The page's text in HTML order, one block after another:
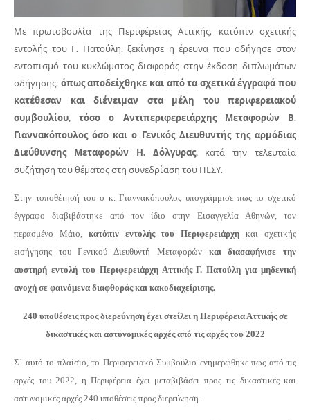
Με πρωτοβουλία της Περιφέρειας Αττικής, κατόπιν σχετικής
εντολής του Γ. Πατούλη, ξεκίνησε η έρευνα που οδήγησε στον
εντοπισμό του κυκλώματος διαφοράς στην έκδοση διπλωμάτων
οδήγησης, όπως αποδείχθηκε και από τα σχετικά έγγραφά που
κατέθεσαν και διένειμαν στα μέλη του περιφερειακού
συμβουλίου, τόσο ο Αντιπεριφερειάρχης Μεταφορών Β.
Γιαννακόπουλος όσο και ο Γενικός Διευθυντής της αρμόδιας
Διεύθυνσης Μεταφορών Η. Δόλγυρας,κατά την τελευταία
συζήτηση του θέματος στη συνεδρίαση του ΠΕΣΥ.
Στην τοποθέτησή του ο κ. Γιαννακόπουλος υπογράμμισε πως το σχετικό
έγγραφο διαβιβάστηκε από τον ίδιο στην Εισαγγελία Αθηνών, τον
περασμένο Μάιο κατόπιν εντολής του Περιφερειάρχη και σχετικής
εισήγησης του Γενικού Διευθυντή Μεταφορών και διασαφήνισε την
αυστηρή εντολή του Περιφερειάρχη Αττικής Γ. Πατούλη για μηδενική
ανοχή σε φαινόμενα διαφθοράς και κακοδιαχείρισης.
240 υποθέσεις προς διερεύνηση έχει στείλει η Περιφέρεια Αττικής σε
δικαστικές και αστυνομικές αρχές από τις αρχές του 2022
Σ΄ αυτό το πλαίσιο, το Περιφερειακό Συμβούλιο ενημερώθηκε πως από τις
αρχές του 2022, η Περιφέρεια έχει μεταβιβάσει προς τις δικαστικές και
αστυνομικές αρχές 240 υποθέσεις προς διερεύνηση.